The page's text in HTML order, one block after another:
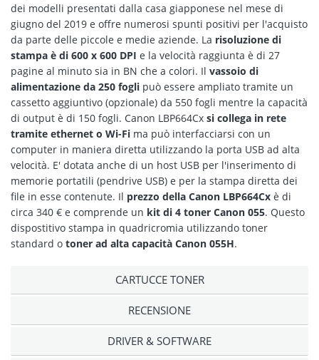
dei modelli presentati dalla casa giapponese nel mese di
giugno del 2019 e offre numerosi spunti positivi per l'acquisto
da parte delle piccole e medie aziende. La risoluzione di
stampa è di 600 x 600 DPI e la velocità raggiunta è di 27
pagine al minuto sia in BN che a colori. Il vassoio di
alimentazione da 250 fogli può essere ampliato tramite un
cassetto aggiuntivo (opzionale) da 550 fogli mentre la capacità
di output è di 150 fogli. Canon LBP664Cx si collega in rete
tramite ethernet o Wi-Fi ma può interfacciarsi con un
computer in maniera diretta utilizzando la porta USB ad alta
velocità. E' dotata anche di un host USB per l'inserimento di
memorie portatili (pendrive USB) e per la stampa diretta dei
file in esse contenute. Il prezzo della Canon LBP664Cx è di
circa 340 € e comprende un kit di 4 toner Canon 055. Questo
dispostitivo stampa in quadricromia utilizzando toner
standard o toner ad alta capacità Canon 055H.
CARTUCCE TONER
RECENSIONE
DRIVER & SOFTWARE